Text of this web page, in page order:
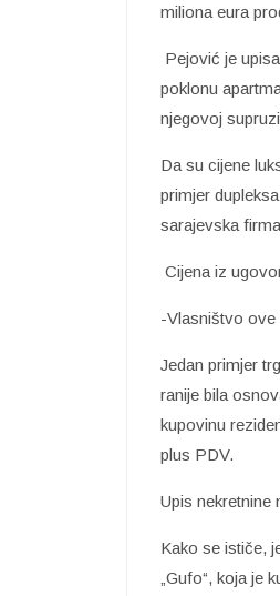
miliona eura
Pejović je
poklonu
njegovoj
Da su cijene
primjer
sarajevska
Cijena iz
-Vlasništvo ove
Jedan primjer
ranije bila
kupovinu
plus PDV.
Upis nekretnine
Kako se ističe,
„Gufo“, koja je